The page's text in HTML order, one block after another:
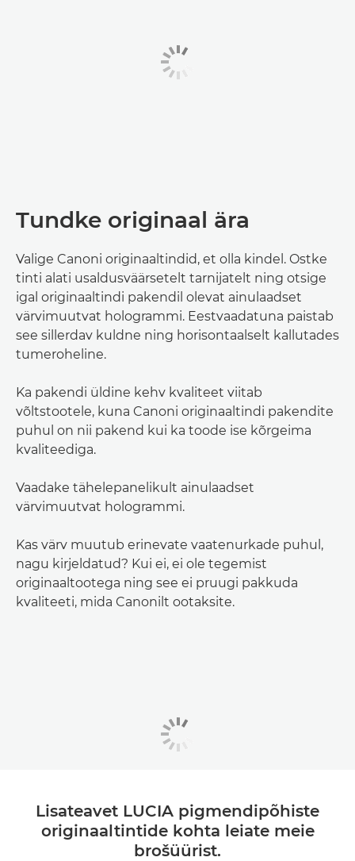
Tundke originaal ära
Valige Canoni originaaltindid, et olla kindel. Ostke
tinti alati usaldusväärsetelt tarnijatelt ning otsige
igal originaaltindi pakendil olevat ainulaadset
värvimuutvat hologrammi. Eestvaadatuna paistab
see sillerdav kuldne ning horisontaalselt kallutades
tumeroheline.
Ka pakendi üldine kehv kvaliteet viitab
võltstootele, kuna Canoni originaaltindi pakendite
puhul on nii pakend kui ka toode ise kõrgeima
kvaliteediga.
Vaadake tähelepanelikult ainulaadset
värvimuutvat hologrammi.
Kas värv muutub erinevate vaatenurkade puhul,
nagu kirjeldatud? Kui ei, ei ole tegemist
originaaltootega ning see ei pruugi pakkuda
kvaliteeti, mida Canonilt ootaksite.
Lisateavet LUCIA pigmendipõhiste
originaaltintide kohta leiate meie
brošüürist.